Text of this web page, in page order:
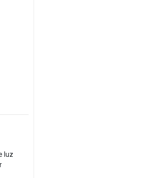
luz